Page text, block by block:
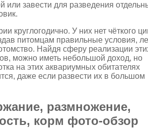
или завести для разведения
круглогодично. У них нет чёткого
питомцам правильные условия,
Найдя сферу реализации
можно иметь небольшой доход, но
на этих аквариумных обитателях
даже если развести их в большом
размножение,
корм фото-обзор